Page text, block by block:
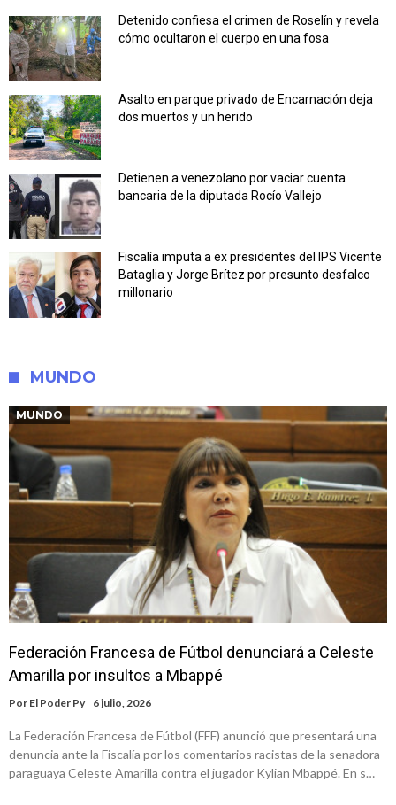
Detenido confiesa el crimen de Roselín y revela
cómo ocultaron el cuerpo en una fosa
Asalto en parque privado de Encarnación deja
dos muertos y un herido
Detienen a venezolano por vaciar cuenta
bancaria de la diputada Rocío Vallejo
Fiscalía imputa a ex presidentes del IPS Vicente
Bataglia y Jorge Brítez por presunto desfalco
millonario
MUNDO
MUNDO
Federación Francesa de Fútbol denunciará a Celeste
Amarilla por insultos a Mbappé
Por El Poder Py 6 julio, 2026
La Federación Francesa de Fútbol (FFF) anunció que presentará una
denuncia ante la Fiscalía por los comentarios racistas de la senadora
paraguaya Celeste Amarilla contra el jugador Kylian Mbappé. En s…